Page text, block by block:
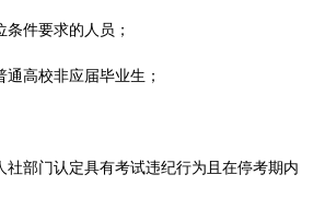
条件要求的人员；
通高校非应届毕业生；
社部门认定具有考试违纪行为且在停考期内